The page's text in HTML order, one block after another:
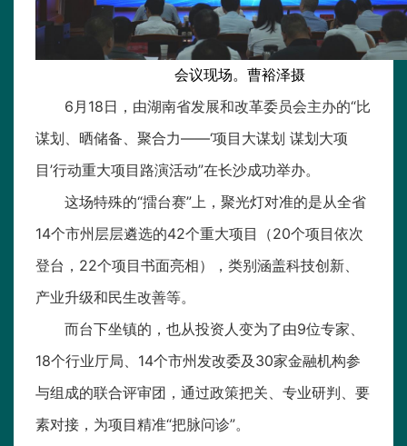
会议现场。曹裕泽摄
6月18日，由湖南省发展和改革委员会主办的“比
谋划、晒储备、聚合力——‘项目大谋划 谋划大项
目’行动重大项目路演活动”在长沙成功举办。
这场特殊的“擂台赛”上，聚光灯对准的是从全省
14个市州层层遴选的42个重大项目（20个项目依次
登台，22个项目书面亮相），类别涵盖科技创新、
产业升级和民生改善等。
而台下坐镇的，也从投资人变为了由9位专家、
18个行业厅局、14个市州发改委及30家金融机构参
与组成的联合评审团，通过政策把关、专业研判、要
素对接，为项目精准“把脉问诊”。